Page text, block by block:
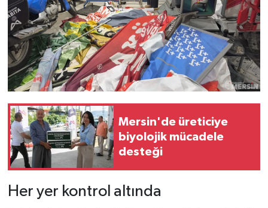
Mersin'de üreticiye
biyolojik mücadele
desteği
Her yer kontrol altında